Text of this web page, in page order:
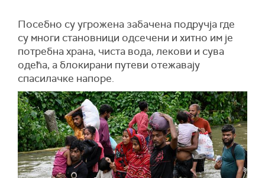
Посебно су угрожена забачена подручја где
су многи становници одсечени и хитно им је
потребна храна, чиста вода, лекови и сува
одећа, а блокирани путеви отежавају
спасилачке напоре.